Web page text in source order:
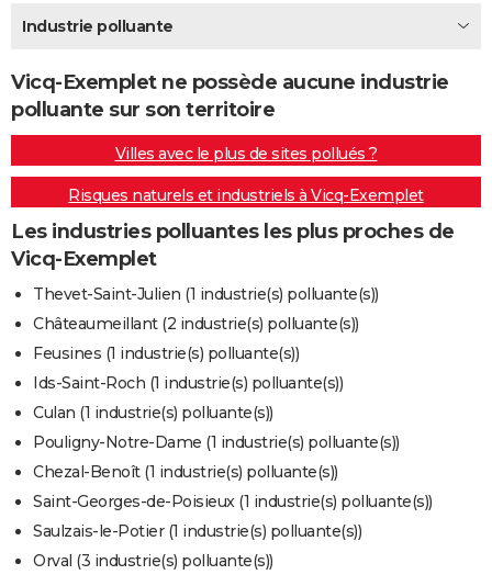
Destinations
City break
Voyage nature
Voyage de noces
Forum
Climat
+PHOTO
GUIDES D'ACHAT
BONS PLANS
CARTE DE VOEUX
Carte de Noël
Carte Bonne année
Carte Saint-Valentin
Carte Pâques
Carte d'anniversaire
DICTIONNAIRE
Dictionnaire
Biographies
Citations
Expressions
Proverbes
PROGRAMME TV
COPAINS D'AVANT
S'inscrire
Se connecter
Lycées
Collèges
Primaires
Universités
Entreprises
Service militaire
Avis de recherche
FORUM
Bricolage
Lifestyle
Culture
Sport
Auto
Television
Voyage
Cinema
Industrie polluante
Vicq-Exemplet ne possède aucune industrie
polluante sur son territoire
Villes avec le plus de sites pollués ?
Risques naturels et industriels à Vicq-Exemplet
Les industries polluantes les plus proches de
Vicq-Exemplet
Thevet-Saint-Julien (1 industrie(s) polluante(s))
Châteaumeillant (2 industrie(s) polluante(s))
Feusines (1 industrie(s) polluante(s))
Ids-Saint-Roch (1 industrie(s) polluante(s))
Culan (1 industrie(s) polluante(s))
Pouligny-Notre-Dame (1 industrie(s) polluante(s))
Chezal-Benoît (1 industrie(s) polluante(s))
Saint-Georges-de-Poisieux (1 industrie(s) polluante(s))
Saulzais-le-Potier (1 industrie(s) polluante(s))
Orval (3 industrie(s) polluante(s))